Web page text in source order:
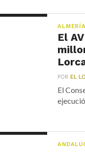
ALMERÍA
El
POREL
El